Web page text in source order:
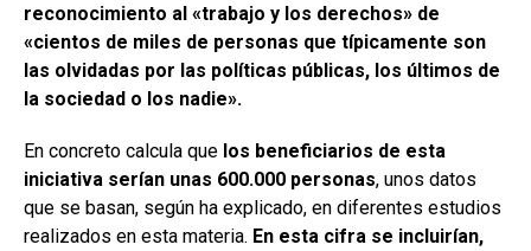
reconocimiento al «trabajo y los derechos» de
«cientos de miles de personas que típicamente son
las olvidadas por las políticas públicas, los últimos de
la sociedad o los nadie».
En concreto calcula que los beneficiarios de esta
iniciativa serían unas 600.000 personas, unos datos
que se basan, según ha explicado, en diferentes estudios
realizados en esta materia. En esta cifra se incluirían,